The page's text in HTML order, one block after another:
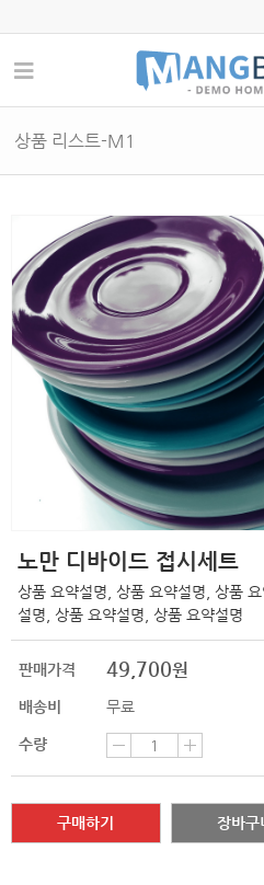
상품 리스트-M1
노만 디바이드 접시세트
상품 요약설명, 상품 요약설명, 상품
설명, 상품 요약설명, 상품 요약설명
판매가격 49,700원
배송비 무료
수량
구매하기 장바구